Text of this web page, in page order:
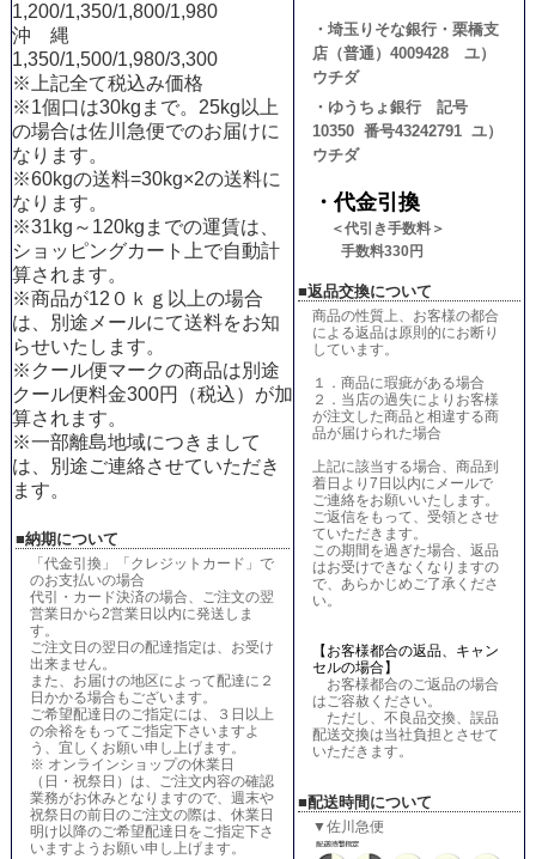
1,200/1,350/1,800/1,980
沖 縄
1,350/1,500/1,980/3,300
※上記全て税込み価格
※1個口は30kgまで。25kg以上
の場合は佐川急便でのお届けに
なります。
※60kgの送料=30kg×2の送料に
なります。
※31kg～120kgまでの運賃は、
ショッピングカート上で自動計
算されます。
※商品が12０ｋｇ以上の場合
は、別途メールにて送料をお知
らせいたします。
※クール便マークの商品は別途
クール便料金300円（税込）が加
算されます。
※一部離島地域につきまして
は、別途ご連絡させていただき
ます。
■納期について
「代金引換」「クレジットカード」で
のお支払いの場合
代引・カード決済の場合、ご注文の翌
営業日から2営業日以内に発送しま
す。
ご注文日の翌日の配達指定は、お受け
出来ません。
また、お届けの地区によって配達に２
日かかる場合もございます。
ご希望配達日のご指定には、３日以上
の余裕をもってご指定下さいますよ
う、宜しくお願い申し上げます。
※ オンラインショップの休業日
（日・祝祭日）は、ご注文内容の確認
業務がお休みとなりますので、週末や
祝祭日の前日のご注文の際は、休業日
明け以降のご希望配達日をご指定下さ
いますようお願い申し上げます。
・埼玉りそな銀行・栗橋支
店（普通）4009428 ユ）
ウチダ
・ゆうちょ銀行 記号
10350 番号43242791 ユ）
ウチダ
・代金引換
＜代引き手数料＞
手数料330円
■返品交換について
商品の性質上、お客様の都合
による返品は原則的にお断り
しています。
１．商品に瑕疵がある場合
２．当店の過失によりお客様
が注文した商品と相違する商
品が届けられた場合
上記に該当する場合、商品到
着日より7日以内にメールで
ご連絡をお願いいたします。
ご返信をもって、受領とさせ
ていただきます。
この期間を過ぎた場合、返品
はお受けできなくなりますの
で、あらかじめご了承くださ
い。
【お客様都合の返品、キャン
セルの場合】
お客様都合のご返品の場合
はご容赦ください。
ただし、不良品交換、誤品
配送交換は当社負担とさせて
いただきます。
■配送時間について
▼佐川急便